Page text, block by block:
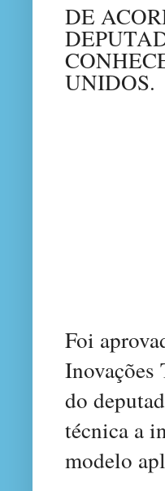
DE
UNIDOS.
Foi
Inovações
do
técnica a
modelo